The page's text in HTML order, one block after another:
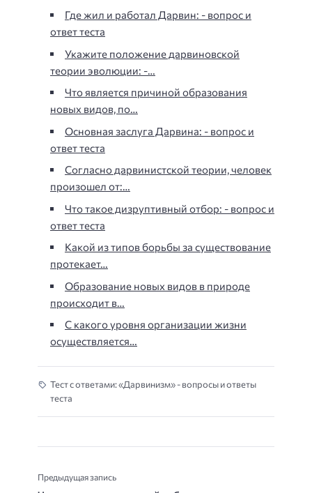
Где жил и работал Дарвин: - вопрос и
ответ теста
Укажите положение дарвиновской
теории эволюции: -…
Что является причиной образования
новых видов, по…
Основная заслуга Дарвина: - вопрос и
ответ теста
Согласно дарвинистской теории, человек
произошел от:…
Что такое дизруптивный отбор: - вопрос и
ответ теста
Какой из типов борьбы за существование
протекает…
Образование новых видов в природе
происходит в…
С какого уровня организации жизни
осуществляется…
Тест с ответами: «Дарвинизм» - вопросы и ответы
теста
Предыдущая запись